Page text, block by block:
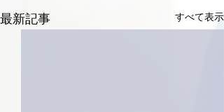
最新記事 すべて表示